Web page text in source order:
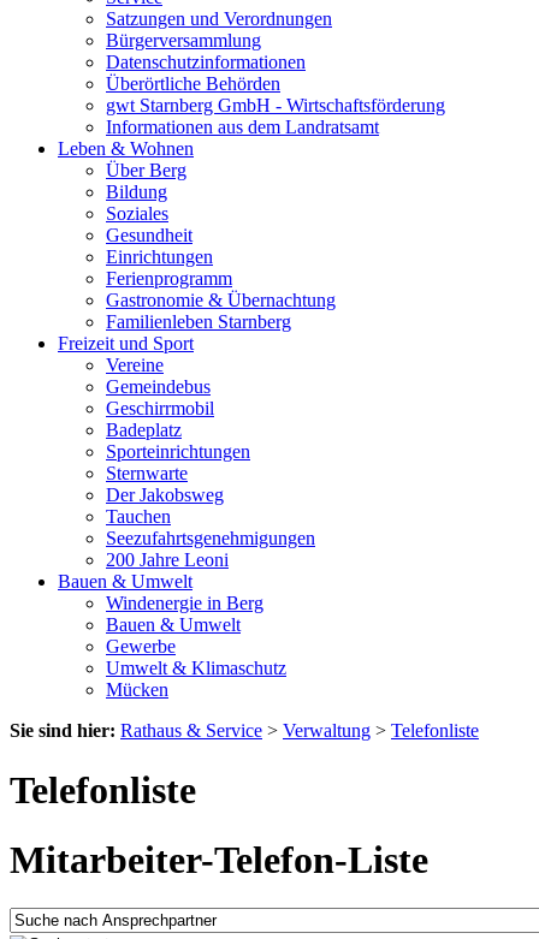
Satzungen und Verordnungen
Bürgerversammlung
Datenschutzinformationen
Überörtliche Behörden
gwt Starnberg GmbH - Wirtschaftsförderung
Informationen aus dem Landratsamt
Leben & Wohnen
Über Berg
Bildung
Soziales
Gesundheit
Einrichtungen
Ferienprogramm
Gastronomie & Übernachtung
Familienleben Starnberg
Freizeit und Sport
Vereine
Gemeindebus
Geschirrmobil
Badeplatz
Sporteinrichtungen
Sternwarte
Der Jakobsweg
Tauchen
Seezufahrtsgenehmigungen
200 Jahre Leoni
Bauen & Umwelt
Windenergie in Berg
Bauen & Umwelt
Gewerbe
Umwelt & Klimaschutz
Mücken
Sie sind hier: Rathaus & Service > Verwaltung > Telefonliste
Telefonliste
Mitarbeiter-Telefon-Liste